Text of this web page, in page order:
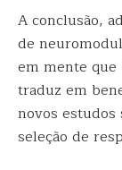
A conclusão,
de
em mente que
traduz em
novos estudos
seleção de